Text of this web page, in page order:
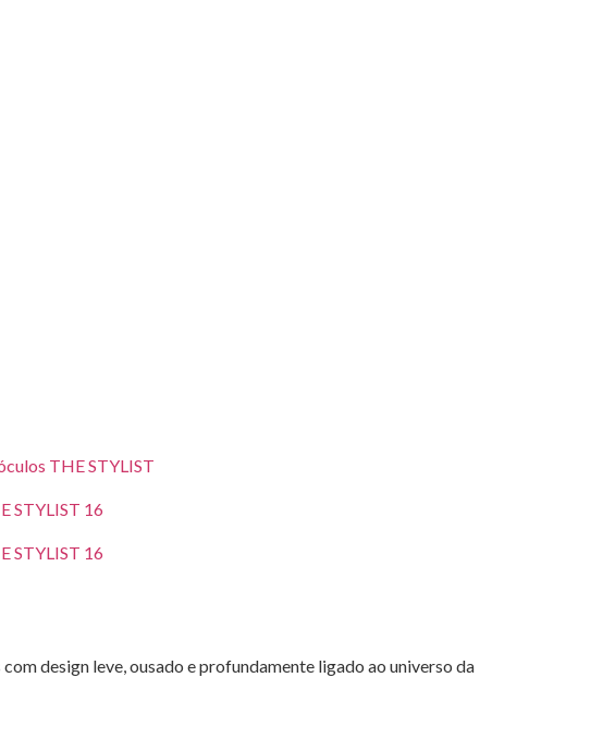
design leve, ousado e profundamente ligado ao universo da